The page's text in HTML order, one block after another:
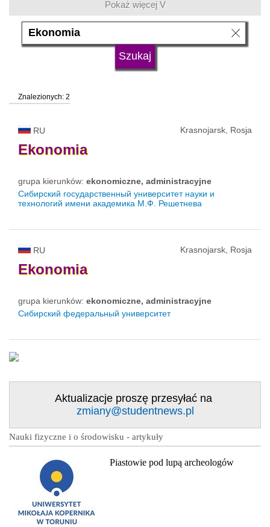
język
status uczelni
Pokaż więcej V
Znalezionych: 2
RU Krasnojarsk, Rosja
Ekonomia
grupa kierunków: ekonomiczne, administracyjne
Сибирский государственный университет науки и
технологий имени академика М.Ф. Решетнева
RU Krasnojarsk, Rosja
Ekonomia
grupa kierunków: ekonomiczne, administracyjne
Сибирский федеральный университет
Aktualizacje proszę przesyłać na
zmiany@studentnews.pl
Nauki fizyczne i o środowisku - artykuły
Piastowie pod lupą archeologów